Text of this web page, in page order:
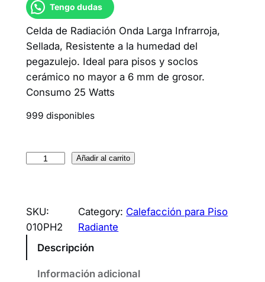
Tengo dudas
Celda de Radiación Onda Larga Infrarroja,
Sellada, Resistente a la humedad del
pegazulejo. Ideal para pisos y soclos
cerámico no mayor a 6 mm de grosor.
Consumo 25 Watts
999 disponibles
Añadir al carrito
SKU:
010PH2
Category: Calefacción para Piso
Radiante
Descripción
Información adicional